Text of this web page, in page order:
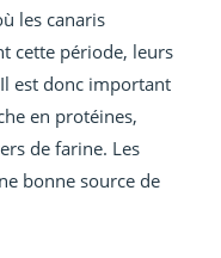
les canaris
cette période, leurs
est donc important
en protéines,
de farine. Les
bonne source de